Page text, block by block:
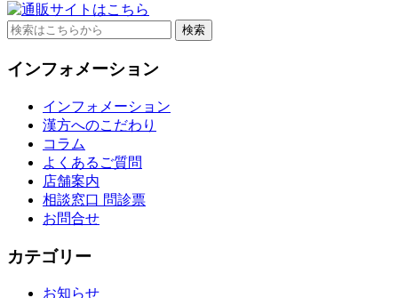
Search
for:
インフォメーション
インフォメーション
漢方へのこだわり
コラム
よくあるご質問
店舗案内
相談窓口 問診票
お問合せ
カテゴリー
お知らせ